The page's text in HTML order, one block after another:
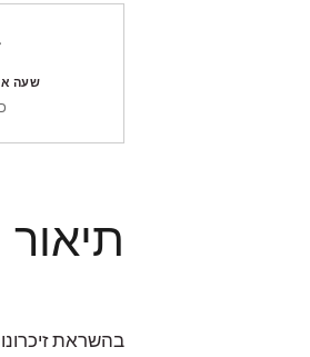
שעה
תיאור
בהשראת